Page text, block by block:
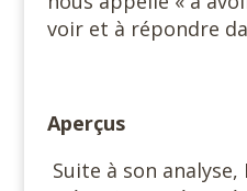
voir et à répondre
Aperçus
Suite à son analyse,